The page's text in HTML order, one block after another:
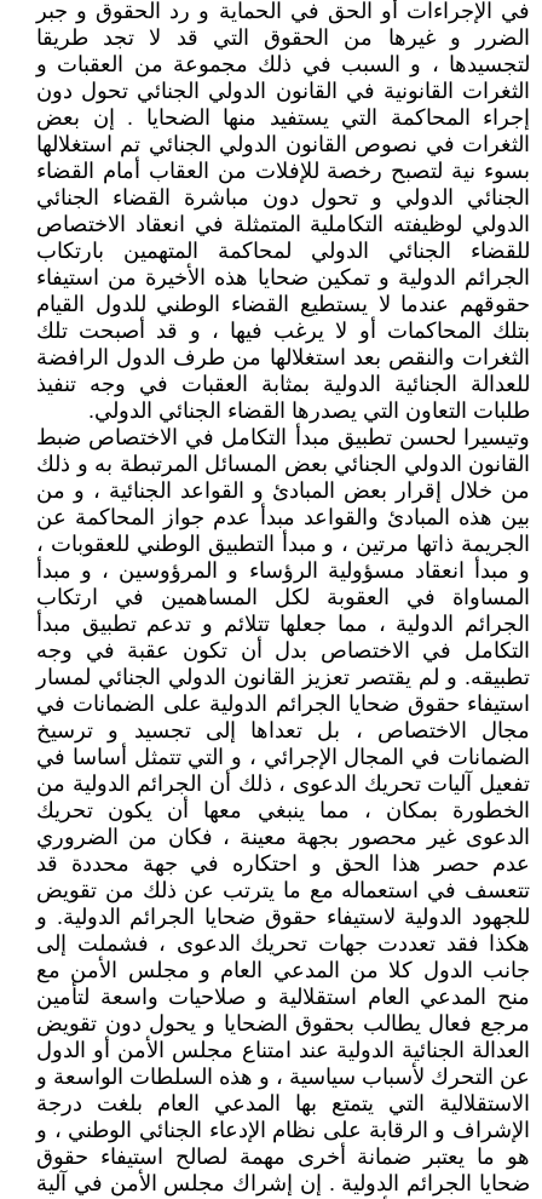
في الإجراءات أو الحق في الحماية و رد الحقوق و جبر
الضرر و غيرها من الحقوق التي قد لا تجد طريقا
لتجسيدها ، و السبب في ذلك مجموعة من العقبات و
الثغرات القانونية في القانون الدولي الجنائي تحول دون
إجراء المحاكمة التي يستفيد منها الضحايا . إن بعض
الثغرات في نصوص القانون الدولي الجنائي تم استغلالها
بسوء نية لتصبح رخصة للإفلات من العقاب أمام القضاء
الجنائي الدولي و تحول دون مباشرة القضاء الجنائي
الدولي لوظيفته التكاملية المتمثلة في انعقاد الاختصاص
للقضاء الجنائي الدولي لمحاكمة المتهمين بارتكاب
الجرائم الدولية و تمكين ضحايا هذه الأخيرة من استيفاء
حقوقهم عندما لا يستطيع القضاء الوطني للدول القيام
بتلك المحاكمات أو لا يرغب فيها ، و قد أصبحت تلك
الثغرات والنقص بعد استغلالها من طرف الدول الرافضة
للعدالة الجنائية الدولية بمثابة العقبات في وجه تنفيذ
طلبات التعاون التي يصدرها القضاء الجنائي الدولي.
وتيسيرا لحسن تطبيق مبدأ التكامل في الاختصاص ضبط
القانون الدولي الجنائي بعض المسائل المرتبطة به و ذلك
من خلال إقرار بعض المبادئ و القواعد الجنائية ، و من
بين هذه المبادئ والقواعد مبدأ عدم جواز المحاكمة عن
الجريمة ذاتها مرتين ، و مبدأ التطبيق الوطني للعقوبات ،
و مبدأ انعقاد مسؤولية الرؤساء و المرؤوسين ، و مبدأ
المساواة في العقوبة لكل المساهمين في ارتكاب
الجرائم الدولية ، مما جعلها تتلائم و تدعم تطبيق مبدأ
التكامل في الاختصاص بدل أن تكون عقبة في وجه
تطبيقه. و لم يقتصر تعزيز القانون الدولي الجنائي لمسار
استيفاء حقوق ضحايا الجرائم الدولية على الضمانات في
مجال الاختصاص ، بل تعداها إلى تجسيد و ترسيخ
الضمانات في المجال الإجرائي ، و التي تتمثل أساسا في
تفعيل آليات تحريك الدعوى ، ذلك أن الجرائم الدولية من
الخطورة بمكان ، مما ينبغي معها أن يكون تحريك
الدعوى غير محصور بجهة معينة ، فكان من الضروري
عدم حصر هذا الحق و احتكاره في جهة محددة قد
تتعسف في استعماله مع ما يترتب عن ذلك من تقويض
للجهود الدولية لاستيفاء حقوق ضحايا الجرائم الدولية. و
هكذا فقد تعددت جهات تحريك الدعوى ، فشملت إلى
جانب الدول كلا من المدعي العام و مجلس الأمن مع
منح المدعي العام استقلالية و صلاحيات واسعة لتأمين
مرجع فعال يطالب بحقوق الضحايا و يحول دون تقويض
العدالة الجنائية الدولية عند امتناع مجلس الأمن أو الدول
عن التحرك لأسباب سياسية ، و هذه السلطات الواسعة و
الاستقلالية التي يتمتع بها المدعي العام بلغت درجة
الإشراف و الرقابة على نظام الإدعاء الجنائي الوطني ، و
هو ما يعتبر ضمانة أخرى مهمة لصالح استيفاء حقوق
ضحايا الجرائم الدولية . إن إشراك مجلس الأمن في آلية